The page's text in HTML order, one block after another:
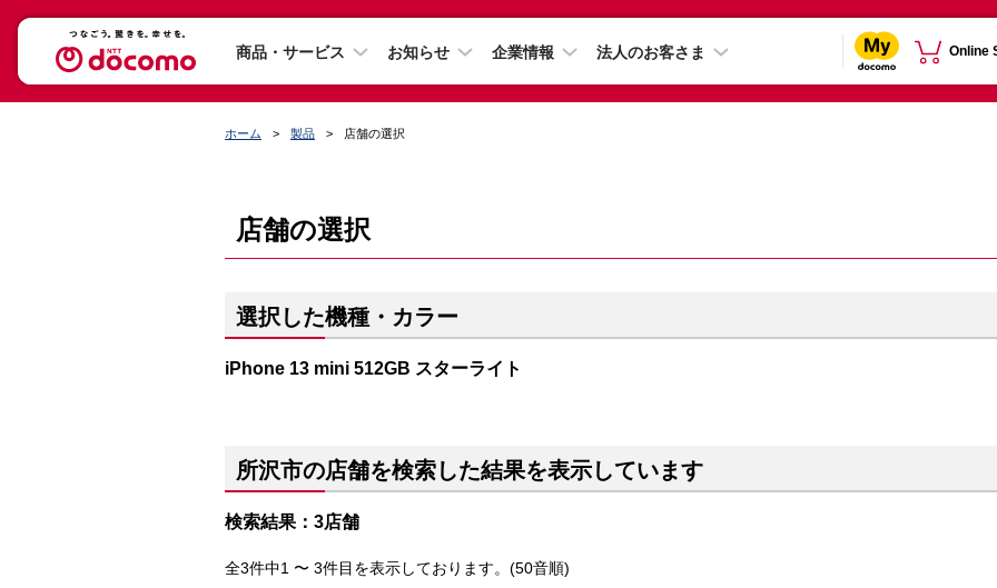
商品・サービス お知らせ 企業情報 法人のお客さま Online
ホーム 製品 店舗の選択
店舗の選択
選択した機種・カラー
iPhone 13 mini 512GB スターライト
所沢市の店舗を検索した結果を表示しています
検索結果：3店舗
全3件中1 〜 3件目を表示しております。(50音順)